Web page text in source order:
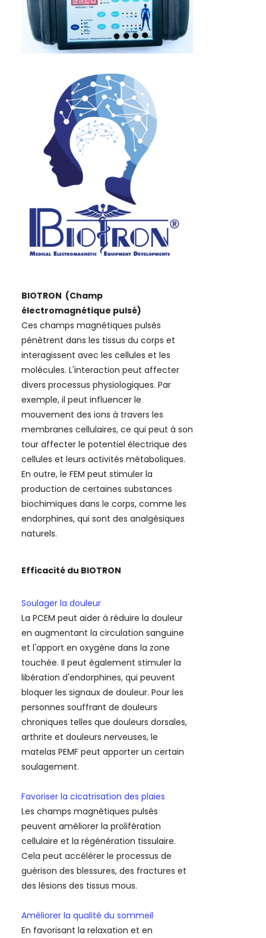
BIOTRON (Champ
électromagnétique pulsé)
Ces champs magnétiques pulsés
pénètrent dans les tissus du corps et
interagissent avec les cellules et les
molécules. L'interaction peut affecter
divers processus physiologiques. Par
exemple, il peut influencer le
mouvement des ions à travers les
membranes cellulaires, ce qui peut à son
tour affecter le potentiel électrique des
cellules et leurs activités métaboliques.
En outre, le FEM peut stimuler la
production de certaines substances
biochimiques dans le corps, comme les
endorphines, qui sont des analgésiques
naturels.
Efficacité du BIOTRON
Soulager la douleur
La PCEM peut aider à réduire la douleur
en augmentant la circulation sanguine
et l'apport en oxygène dans la zone
touchée. Il peut également stimuler la
libération d'endorphines, qui peuvent
bloquer les signaux de douleur. Pour les
personnes souffrant de douleurs
chroniques telles que douleurs dorsales,
arthrite et douleurs nerveuses, le
matelas PEMF peut apporter un certain
soulagement.
Favoriser la cicatrisation des plaies
Les champs magnétiques pulsés
peuvent améliorer la prolifération
cellulaire et la régénération tissulaire.
Cela peut accélérer le processus de
guérison des blessures, des fractures et
des lésions des tissus mous.
Améliorer la qualité du sommeil
En favorisant la relaxation et en